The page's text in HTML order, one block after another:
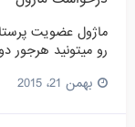
ماژول عضویت
رو میتونید هرجور
بهمن 21، 2015